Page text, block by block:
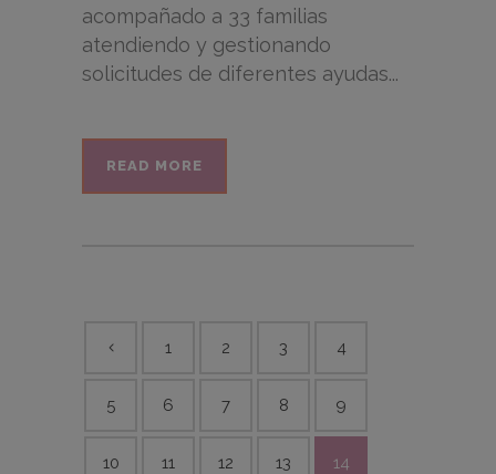
acompañado a 33 familias
atendiendo y gestionando
solicitudes de diferentes ayudas...
READ MORE
1 2 3 4
5 6 7 8 9
10 11 12 13 14